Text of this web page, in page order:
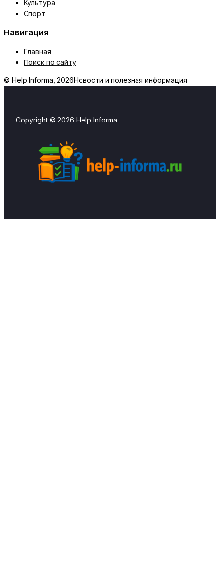
Культура
Спорт
Навигация
Главная
Поиск по сайту
© Help Informa, 2026Новости и полезная информация
Copyright © 2026 Help Informa